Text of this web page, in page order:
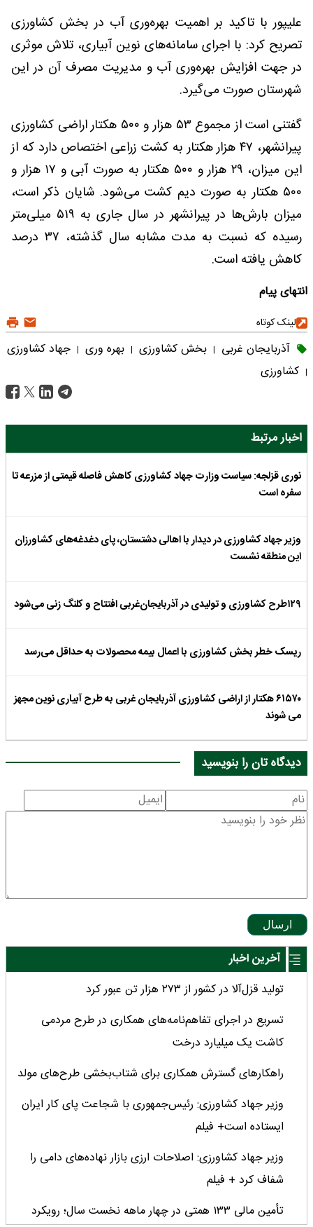
علیپور با تاکید بر اهمیت بهره‌وری آب در بخش کشاورزی
تصریح کرد: با اجرای سامانه‌های نوین آبیاری، تلاش موثری
در جهت افزایش بهره‌وری آب و مدیریت مصرف آن در این
شهرستان صورت می‌گیرد.
گفتنی است از مجموع ۵۳ هزار و ۵۰۰ هکتار اراضی کشاورزی
پیرانشهر، ۴۷ هزار هکتار به کشت زراعی اختصاص دارد که از
این میزان، ۲۹ هزار و ۵۰۰ هکتار به صورت آبی و ۱۷ هزار و
۵۰۰ هکتار به صورت دیم کشت می‌شود. شایان ذکر است،
میزان بارش‌ها در پیرانشهر در سال جاری به ۵۱۹ میلی‌متر
رسیده که نسبت به مدت مشابه سال گذشته، ۳۷ درصد
کاهش یافته است.
انتهای پیام
لینک کوتاه
آذربایجان غربی | بخش کشاورزی | بهره وری | جهاد کشاورزی
| کشاورزی
اخبار مرتبط
نوری قزلجه: سیاست وزارت جهاد کشاورزی کاهش فاصله قیمتی از مزرعه تا
سفره است
وزیر جهاد کشاورزی در دیدار با اهالی دشتستان، پای دغدغه‌های کشاورزان
این منطقه نشست
۱۲۹طرح کشاورزی و تولیدی در آذربایجان‌غربی افتتاح و کلنگ زنی می‌شود
ریسک خطر بخش کشاورزی با اعمال بیمه محصولات به حداقل می‌رسد
۶۱۵۷۰ هکتار از اراضی کشاورزی آذربایجان غربی به طرح آبیاری نوین مجهز
می شوند
دیدگاه تان را بنویسید
ارسال
آخرین اخبار
تولید قزل‌آلا در کشور از ۲۷۳ هزار تن عبور کرد
تسریع در اجرای تفاهم‌نامه‌های همکاری در طرح مردمی
کاشت یک میلیارد درخت
راهکارهای گسترش همکاری برای شتاب‌بخشی طرح‌های مولد
وزیر جهاد کشاورزی: رئیس‌جمهوری با شجاعت پای کار ایران
ایستاده است+ فیلم
وزیر جهاد کشاورزی: اصلاحات ارزی بازار نهاده‌های دامی را
شفاف کرد + فیلم
تأمین مالی ۱۳۳ همتی در چهار ماهه نخست سال؛ رویکرد